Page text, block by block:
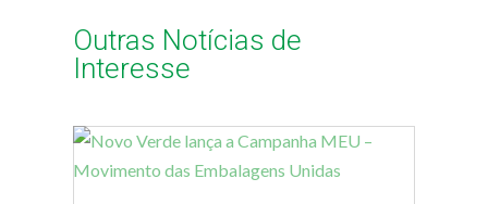
Outras Notícias de
Interesse